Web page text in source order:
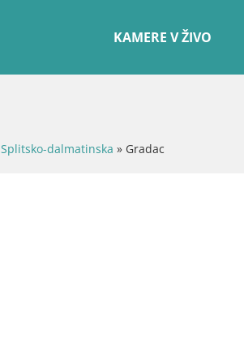
KAMERE V ŽIVO
Splitsko-dalmatinska » Gradac